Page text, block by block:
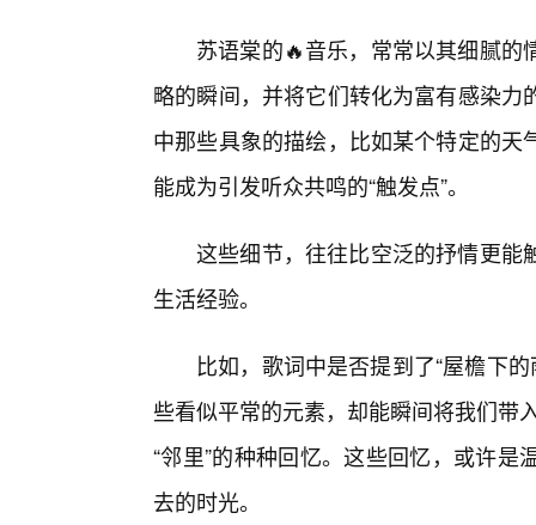
苏语棠的🔥音乐，常常以其细腻
略的瞬间，并将它们转化为富有感染
中那些具象的描绘，比如某个特定的
能成为引发听众共鸣的“触发点”。
这些细节，往往比空泛的抒情更能
生活经验。
比如，歌词中是否提到了“屋檐下
些看似平常的元素，却能瞬间将我们带
“邻里”的种种回忆。这些回忆，或许
去的时光。